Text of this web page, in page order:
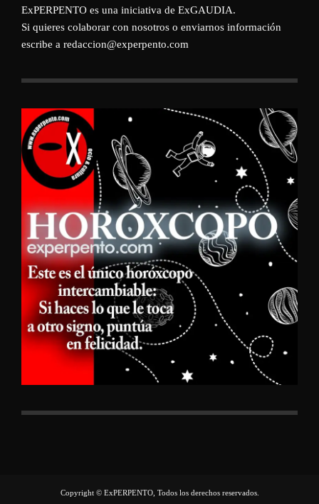
ExPERPENTO es una iniciativa de ExGAUDIA.
Si quieres colaborar con nosotros o enviarnos información
escribe a redaccion@experpento.com
Copyright © ExPERPENTO, Todos los derechos reservados.